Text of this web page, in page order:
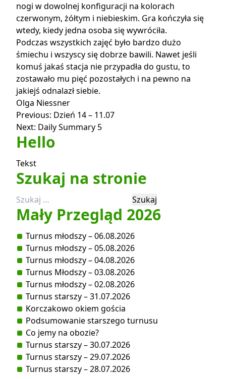
nogi w dowolnej konfiguracji na kolorach
czerwonym, żółtym i niebieskim. Gra kończyła się
wtedy, kiedy jedna osoba się wywróciła.
Podczas wszystkich zajęć było bardzo dużo
śmiechu i wszyscy się dobrze bawili. Nawet jeśli
komuś jakaś stacja nie przypadła do gustu, to
zostawało mu pięć pozostałych i na pewno na
jakiejś odnalazł siebie.
Olga Niessner
Nawigacja
wpisu
Previous: Dzień 14 – 11.07
Next: Daily Summary 5
Hello
Tekst
Szukaj na stronie
Szukaj:
Mały Przegląd 2026
Turnus młodszy – 06.08.2026
Turnus młodszy – 05.08.2026
Turnus młodszy – 04.08.2026
Turnus Młodszy – 03.08.2026
Turnus młodszy – 02.08.2026
Turnus starszy – 31.07.2026
Korczakowo okiem gościa
Podsumowanie starszego turnusu
Co jemy na obozie?
Turnus starszy – 30.07.2026
Turnus starszy – 29.07.2026
Turnus starszy – 28.07.2026